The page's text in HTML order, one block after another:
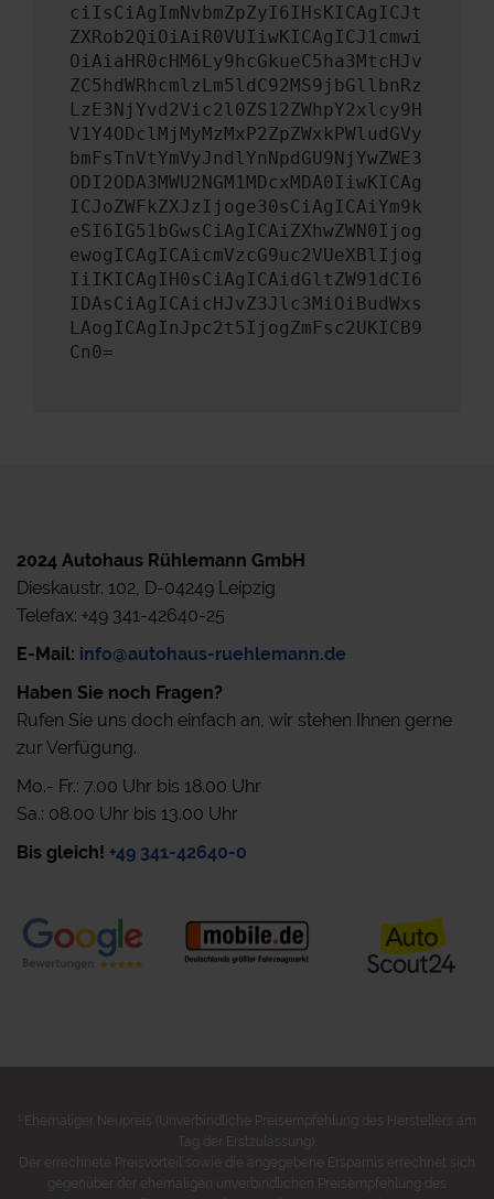
ciIsCiAgImNvbmZpZyI6IHsKICAgICJt
ZXRob2QiOiAiR0VUIiwKICAgICJ1cmwi
OiAiaHR0cHM6Ly9hcGkueC5ha3MtcHJv
ZC5hdWRhcmlzLm5ldC92MS9jbGllbnRz
LzE3NjYvd2Vic2l0ZS12ZWhpY2xlcy9H
V1Y4ODclMjMyMzMxP2ZpZWxkPWludGVy
bmFsTnVtYmVyJndlYnNpdGU9NjYwZWE3
ODI2ODA3MWU2NGM1MDcxMDA0IiwKICAg
ICJoZWFkZXJzIjoge30sCiAgICAiYm9k
eSI6IG51bGwsCiAgICAiZXhwZWN0Ijog
ewogICAgICAicmVzcG9uc2VUeXBlIjog
IiIKICAgIH0sCiAgICAidGltZW91dCI6
IDAsCiAgICAicHJvZ3Jlc3MiOiBudWxs
LAogICAgInJpc2t5IjogZmFsc2UKICB9
Cn0=
2024 Autohaus Rühlemann GmbH
Dieskaustr. 102, D-04249 Leipzig
Telefax: +49 341-42640-25
E-Mail: info@autohaus-ruehlemann.de
Haben Sie noch Fragen?
Rufen Sie uns doch einfach an, wir stehen Ihnen gerne
zur Verfügung.
Mo.- Fr.: 7.00 Uhr bis 18.00 Uhr
Sa.: 08.00 Uhr bis 13.00 Uhr
Bis gleich! +49 341-42640-0
Ehemaliger Neupreis (Unverbindliche Preisempfehlung des Herstellers am
Tag der Erstzulassung).
Der errechnete Preisvorteil sowie die angegebene Ersparnis errechnet sich
gegenüber der ehemaligen unverbindlichen Preisempfehlung des